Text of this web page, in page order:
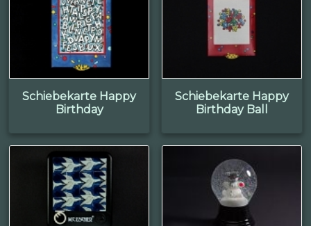
Schiebekarte Happy
Birthday
Schiebekarte Happy
Birthday Ball